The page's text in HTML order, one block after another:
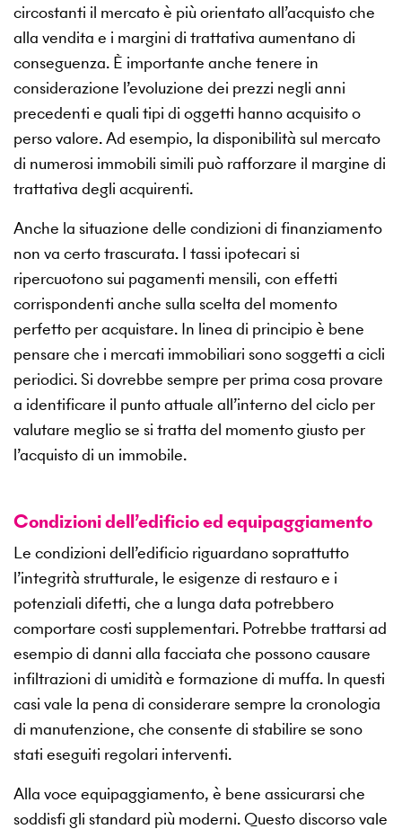
circostanti il mercato è più orientato all’acquisto che
alla vendita e i margini di trattativa aumentano di
conseguenza. È importante anche tenere in
considerazione l’evoluzione dei prezzi negli anni
precedenti e quali tipi di oggetti hanno acquisito o
perso valore. Ad esempio, la disponibilità sul mercato
di numerosi immobili simili può rafforzare il margine di
trattativa degli acquirenti.
Anche la situazione delle condizioni di finanziamento
non va certo trascurata. I tassi ipotecari si
ripercuotono sui pagamenti mensili, con effetti
corrispondenti anche sulla scelta del momento
perfetto per acquistare. In linea di principio è bene
pensare che i mercati immobiliari sono soggetti a cicli
periodici. Si dovrebbe sempre per prima cosa provare
a identificare il punto attuale all’interno del ciclo per
valutare meglio se si tratta del momento giusto per
l’acquisto di un immobile.
Condizioni dell’edificio ed equipaggiamento
Le condizioni dell’edificio riguardano soprattutto
l’integrità strutturale, le esigenze di restauro e i
potenziali difetti, che a lunga data potrebbero
comportare costi supplementari. Potrebbe trattarsi ad
esempio di danni alla facciata che possono causare
infiltrazioni di umidità e formazione di muffa. In questi
casi vale la pena di considerare sempre la cronologia
di manutenzione, che consente di stabilire se sono
stati eseguiti regolari interventi.
Alla voce equipaggiamento, è bene assicurarsi che
soddisfi gli standard più moderni. Questo discorso vale